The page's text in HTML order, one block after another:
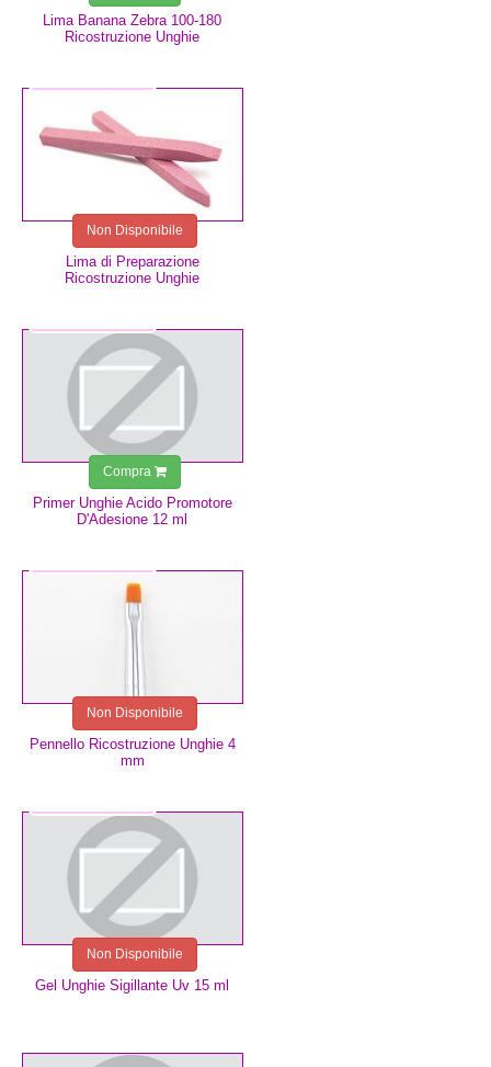
Lima Banana Zebra 100-180
Ricostruzione Unghie
Lima di Preparazione
Ricostruzione Unghie
Non Disponibile
Primer Unghie Acido Promotore
D'Adesione 12 ml
Compra
Pennello Ricostruzione Unghie 4
mm
Non Disponibile
Gel Unghie Sigillante Uv 15 ml
Non Disponibile